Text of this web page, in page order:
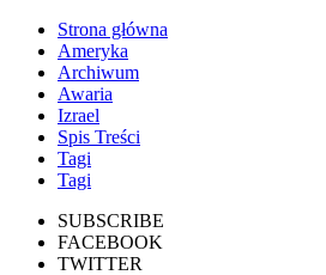
Strona główna
Ameryka
Archiwum
Awaria
Izrael
Spis Treści
Tagi
Tagi
SUBSCRIBE
FACEBOOK
TWITTER